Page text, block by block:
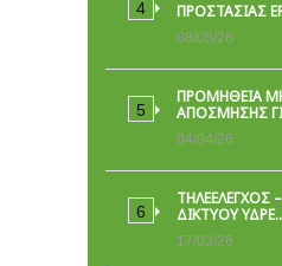
ΠΡΟΣΤΑΣΊΑΣ
08/05/26
ΠΡΟΜΗΘΕΙΑ
ΑΠΟΣΜΗΣΗΣ
04/04/26
ΤΗΛΕΕΛΕΓΧΟΣ
ΔΙΚΤΥΟΥ
17/03/26